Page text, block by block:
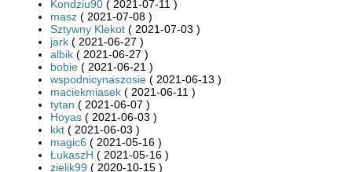
Kondziu90 ( 2021-07-11 )
masz ( 2021-07-08 )
Sztywny Klekot ( 2021-07-03 )
jark ( 2021-06-27 )
albik ( 2021-06-27 )
bobie ( 2021-06-21 )
wspodnicynaszosie ( 2021-06-13 )
maciekmiasek ( 2021-06-11 )
tytan ( 2021-06-07 )
Hoyas ( 2021-06-03 )
kkt ( 2021-06-03 )
magic6 ( 2021-05-16 )
ŁukaszH ( 2021-05-16 )
zielik99 ( 2020-10-15 )